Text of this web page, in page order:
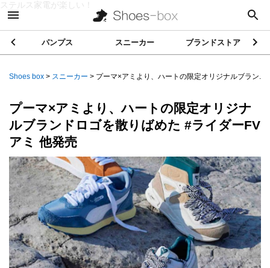
ステルス家電が楽しい！
パンプス スニーカー ブランドストア
Shoes box > スニーカー > プーマ×アミより、ハートの限定オリジナルブラン...
プーマ×アミより、ハートの限定オリジナ
ルブランドロゴを散りばめた #ライダーFV
アミ 他発売